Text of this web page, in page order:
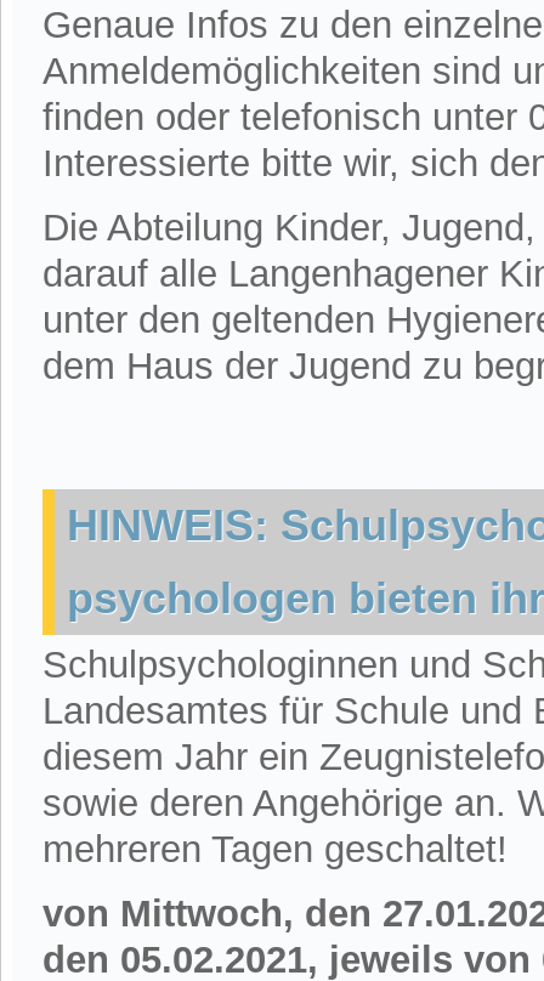
Genaue Infos zu den
Anmeldemöglichkeiten sind
finden oder telefonisch unter
Interessierte bitte wir, sich
Die Abteilung Kinder,
darauf alle Langenhagener
unter den geltenden
dem Haus der Jugend zu
HINWEIS:
psychologen bieten
Schulpsychologinnen und
Landesamtes für Schule und
diesem Jahr ein
sowie deren Angehörige an.
mehreren Tagen geschaltet!
von Mittwoch, den
den 05.02.2021, jeweils von